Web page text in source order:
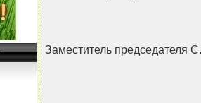
Заместитель